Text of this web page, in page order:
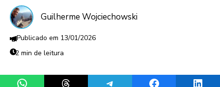
Guilherme Wojciechowski
13/01/2026
2 min de leitura
Share on WhatsAppShare on ThreadsShare on TelegramShare on Facebook